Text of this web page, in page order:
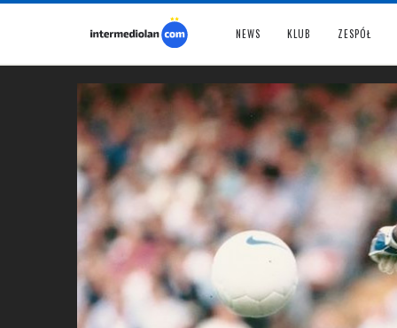
NEWS KLUB ZESPÓŁ